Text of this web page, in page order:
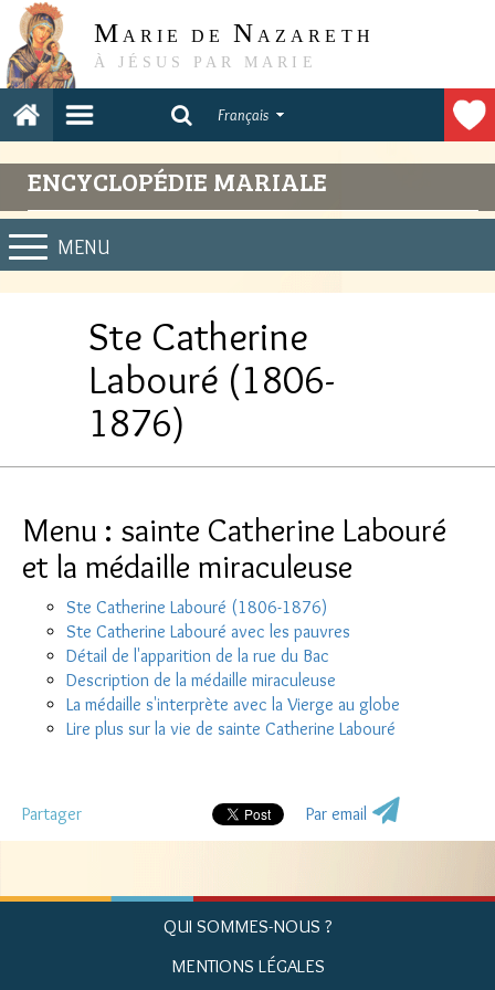
M ARIE DE N AZARETH
À JÉSUS PAR MARIE
Français
ENCYCLOPÉDIE MARIALE
MENU
Ste Catherine
Labouré (1806-
1876)
Menu : sainte Catherine Labouré
et la médaille miraculeuse
Ste Catherine Labouré (1806-1876)
Ste Catherine Labouré avec les pauvres
Détail de l'apparition de la rue du Bac
Description de la médaille miraculeuse
La médaille s'interprète avec la Vierge au globe
Lire plus sur la vie de sainte Catherine Labouré
Partager Par email
QUI SOMMES-NOUS ?
MENTIONS LÉGALES